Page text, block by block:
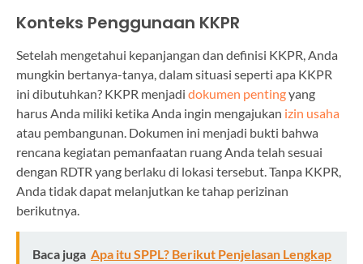
Konteks Penggunaan KKPR
Setelah mengetahui kepanjangan dan definisi KKPR, Anda
mungkin bertanya-tanya, dalam situasi seperti apa KKPR
ini dibutuhkan? KKPR menjadi dokumen pentingyang
harus Anda miliki ketika Anda ingin mengajukan izin usaha
atau pembangunan. Dokumen ini menjadi bukti bahwa
rencana kegiatan pemanfaatan ruang Anda telah sesuai
dengan RDTR yang berlaku di lokasi tersebut. Tanpa KKPR,
Anda tidak dapat melanjutkan ke tahap perizinan
berikutnya.
Baca juga Apa itu SPPL? Berikut Penjelasan Lengkap